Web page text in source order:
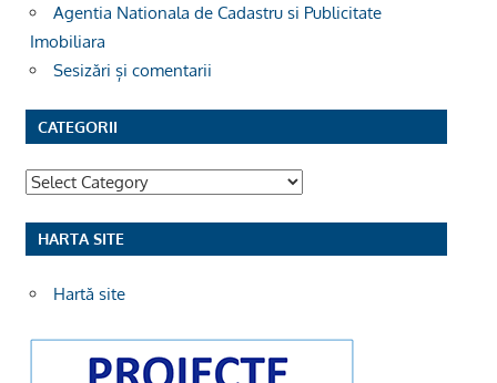
Agentia Nationala de Cadastru si Publicitate
Imobiliara
Sesizări și comentarii
CATEGORII
Categorii
HARTA SITE
Hartă site